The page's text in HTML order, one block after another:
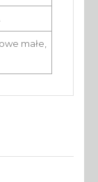
małe,